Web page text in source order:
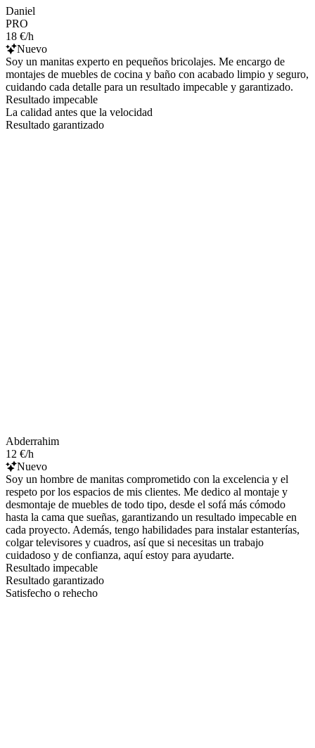
Daniel
PRO
18 €/h
Nuevo
Soy un manitas experto en pequeños bricolajes. Me encargo de
montajes de muebles de cocina y baño con acabado limpio y seguro,
cuidando cada detalle para un resultado impecable y garantizado.
Resultado impecable
La calidad antes que la velocidad
Resultado garantizado
Abderrahim
12 €/h
Nuevo
Soy un hombre de manitas comprometido con la excelencia y el
respeto por los espacios de mis clientes. Me dedico al montaje y
desmontaje de muebles de todo tipo, desde el sofá más cómodo
hasta la cama que sueñas, garantizando un resultado impecable en
cada proyecto. Además, tengo habilidades para instalar estanterías,
colgar televisores y cuadros, así que si necesitas un trabajo
cuidadoso y de confianza, aquí estoy para ayudarte.
Resultado impecable
Resultado garantizado
Satisfecho o rehecho